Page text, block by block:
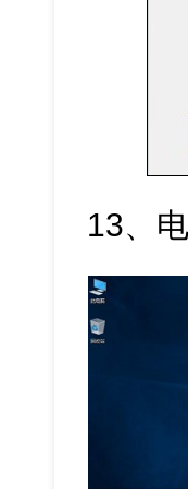
13、